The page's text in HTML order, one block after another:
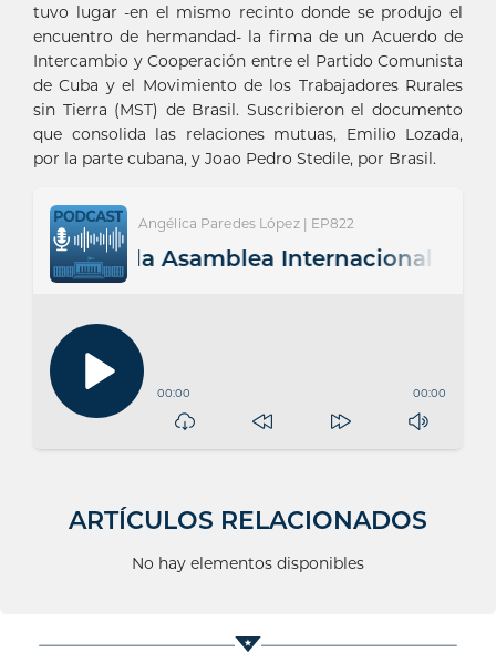
tuvo lugar -en el mismo recinto donde se produjo el
encuentro de hermandad- la firma de un Acuerdo de
Intercambio y Cooperación entre el Partido Comunista
de Cuba y el Movimiento de los Trabajadores Rurales
sin Tierra (MST) de Brasil. Suscribieron el documento
que consolida las relaciones mutuas, Emilio Lozada,
por la parte cubana, y Joao Pedro Stedile, por Brasil.
Angélica Paredes López | EP822
dijo la Asamblea Internacional de los
00:00 00:00
ARTÍCULOS RELACIONADOS
No hay elementos disponibles